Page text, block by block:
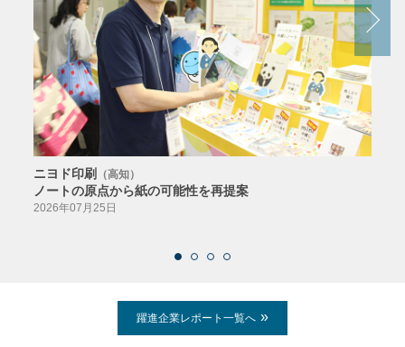
ニヨド印刷 （高知）
ノートの原点から紙の可能性を再提案
2026年07月25日
躍進企業レポート一覧へ